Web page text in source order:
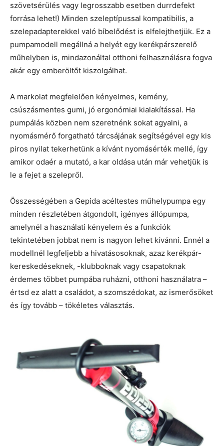
szövetsérülés vagy legrosszabb esetben durrdefekt
forrása lehet!) Minden szeleptípussal kompatibilis, a
szelepadapterekkel való bíbelődést is elfelejthetjük. Ez a
pumpamodell megállná a helyét egy kerékpárszerelő
műhelyben is, mindazonáltal otthoni felhasználásra fogva
akár egy emberöltőt kiszolgálhat.
A markolat megfelelően kényelmes, kemény,
csúszásmentes gumi, jó ergonómiai kialakítással. Ha
pumpálás közben nem szeretnénk sokat agyalni, a
nyomásmérő forgatható tárcsájának segítségével egy kis
piros nyilat tekerhetünk a kívánt nyomásérték mellé, így
amikor odaér a mutató, a kar oldása után már vehetjük is
le a fejet a szelepről.
Összességében a Gepida acéltestes műhelypumpa egy
minden részletében átgondolt, igényes állópumpa,
amelynél a használati kényelem és a funkciók
tekintetében jobbat nem is nagyon lehet kívánni. Ennél a
modellnél legfeljebb a hivatásosoknak, azaz kerékpár-
kereskedéseknek, -klubboknak vagy csapatoknak
érdemes többet pumpába ruházni, otthoni használatra –
értsd ez alatt a családot, a szomszédokat, az ismerősöket
és így tovább – tökéletes választás.